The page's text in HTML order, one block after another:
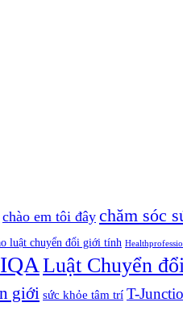
chào em tôi đây chăm sóc
luật chuyển đổi giới tính
Luật Chuyển
giới sức khỏe tâm trí T-